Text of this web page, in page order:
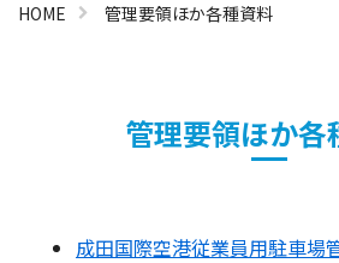
HOME 管理要領ほか各種資料
管理要領ほか各
成田国際空港従業員用駐車場